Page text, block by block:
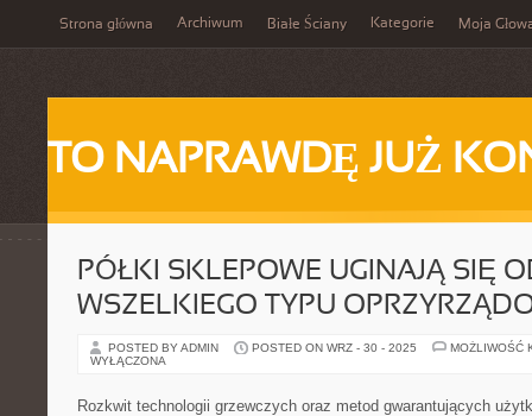
Strona główna Archiwum Białe Ściany Kategorie Moja
TO NAPRAWDĘ JUŻ
PÓŁKI SKLEPOWE UGINAJĄ SIĘ
WSZELKIEGO TYPU
POSTED BY ADMIN POSTED ON WRZ - 30 - 2025
MOŻLIWOŚĆ
WYŁĄCZONA
Rozkwit technologii grzewczych oraz metod gwarantujących